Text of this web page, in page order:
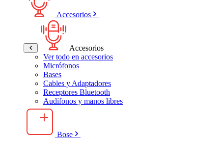
Accesorios
Accesorios
Ver todo en accesorios
Micrófonos
Bases
Cables y Adaptadores
Receptores Bluetooth
Audífonos y manos libres
Bose